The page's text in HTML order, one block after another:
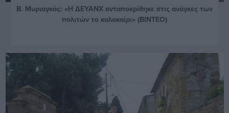
Β. Μυριαγκός: «Η ΔΕΥΑΝΧ ανταποκρίθηκε στις ανάγκες των
πολιτών το καλοκαίρι» (ΒΙΝΤΕΟ)